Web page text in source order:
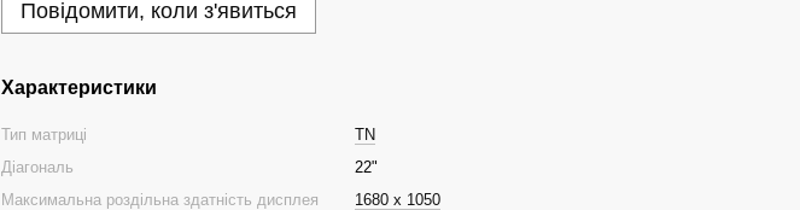
Повідомити, коли з'явиться
Характеристики
Тип матриці
TN
Діагональ
22"
Максимальна роздільна здатність дисплея
1680 x 1050